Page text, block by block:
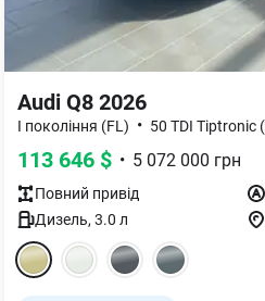
Audi Q8 2026
I покоління (FL) • 50 TDI Tiptronic
113 646 $ • 5 072 000 грн
Повний привід
Дизель, 3.0 л